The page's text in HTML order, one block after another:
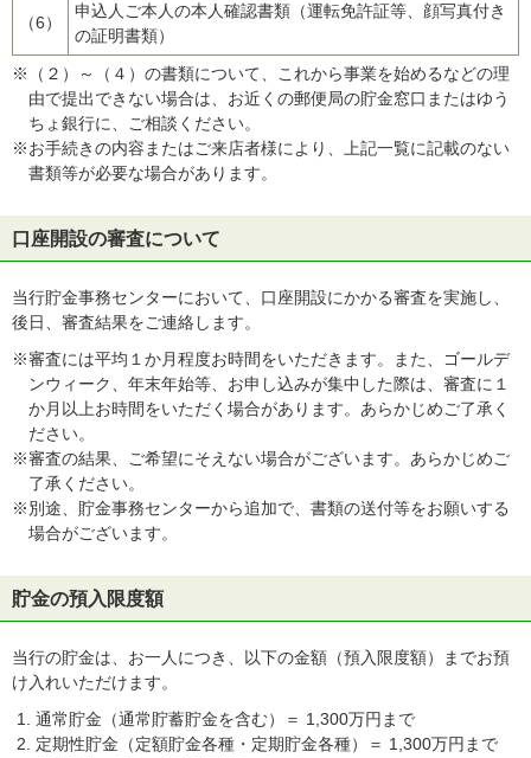
（6）
申込人ご本人の本人確認書類（運転免許証等、顔写真付き
の証明書類）
※（２）～（４）の書類について、これから事業を始めるなどの理
由で提出できない場合は、お近くの郵便局の貯金窓口またはゆう
ちょ銀行に、ご相談ください。
※お手続きの内容またはご来店者様により、上記一覧に記載のない
書類等が必要な場合があります。
口座開設の審査について
当行貯金事務センターにおいて、口座開設にかかる審査を実施し、
後日、審査結果をご連絡します。
※審査には平均１か月程度お時間をいただきます。また、ゴールデ
ンウィーク、年末年始等、お申し込みが集中した際は、審査に１
か月以上お時間をいただく場合があります。あらかじめご了承く
ださい。
※審査の結果、ご希望にそえない場合がございます。あらかじめご
了承ください。
※別途、貯金事務センターから追加で、書類の送付等をお願いする
場合がございます。
貯金の預入限度額
当行の貯金は、お一人につき、以下の金額（預入限度額）までお預
け入れいただけます。
通常貯金（通常貯蓄貯金を含む）＝ 1,300万円まで
定期性貯金（定額貯金各種・定期貯金各種）＝ 1,300万円まで